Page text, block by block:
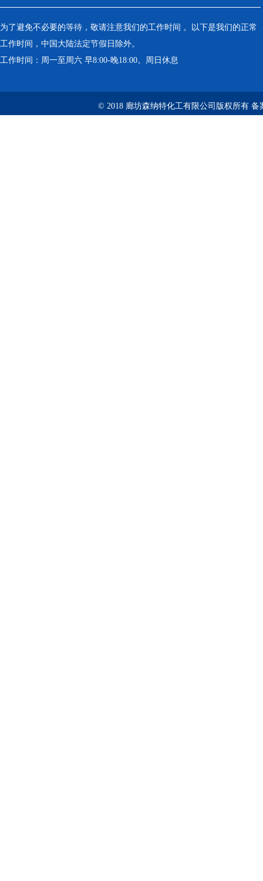
为了避免不必要的等待，敬请注意我们的工作时间 。以下是我们的正常
工作时间，中国大陆法定节假日除外。
工作时间：周一至周六 早8:00-晚18:00。周日休息
© 2018 廊坊森纳特化工有限公司版权所有 备